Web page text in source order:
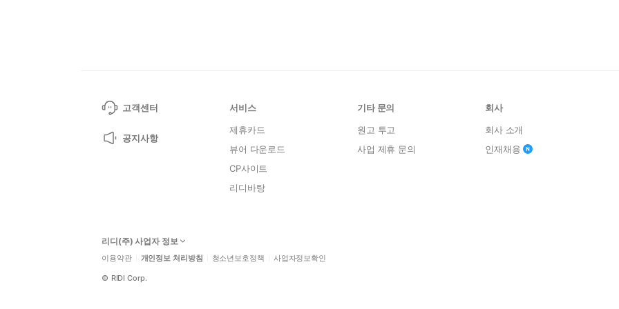
고객센터
공지사항
서비스
제휴카드
뷰어 다운로드
CP사이트
리디바탕
기타 문의
원고 투고
사업 제휴 문의
회사
회사 소개
인재채용
리디(주) 사업자 정보
이용약관 개인정보 처리방침 청소년보호정책 사업자정보확인
© RIDI Corp.